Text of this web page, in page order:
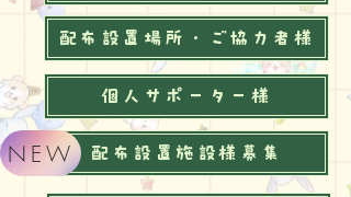
配布設置場所・ご協力者様
個人サポーター様
配布設置施設様募集
NEW